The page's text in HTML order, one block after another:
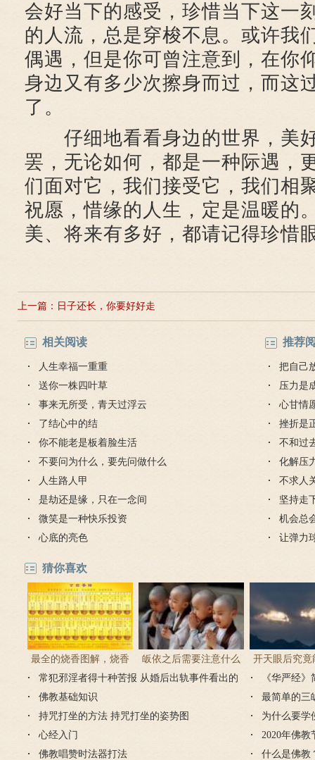
会好当下的感受，珍惜当下这一
的人流，总是穿梭不息。或许我
偶遇，但是你可曾注意到，在你
身边又有多少次擦身而过，而这
了。
仔细地看看身边的世界，美
罢，无论如何，都是一种际遇，
们面对它，我们接受它，我们相
祝愿，惜缘的人生，定是温暖的
美、将来有多好，都请记得珍惜
上一篇： 日子还长，你要好好走
相关阅读
人生幸福一重重
送你一株四叶草
事来无所受，青天过浮云
了结心中的结
你不能老是板着脸生活
不要问为什么，要先问做什么
人生路人甲
是劫还是缘，只在一念间
微笑是一种快乐投资
心底的亮色
推荐
把自己
压力是
心甘情
挫折是
不和过
化解压
不求人
坚持走
机会总
让弹力
猜你喜欢
最全的烧香图解，烧香
有何含义与讲究？
皈依之后需要注意什么
吗 皈依佛门后的注意事
开天眼后究竟
么？
常犯邪淫者得十种苦报 从婚后出轨事件看出的
因果报应
《华严经
佛教基础知识
最简单的三
持咒打坐的方法 持咒打坐的姿势图
为什么要学
心经入门
2020年佛教
佛教唱赞时法器打法
什么是佛教